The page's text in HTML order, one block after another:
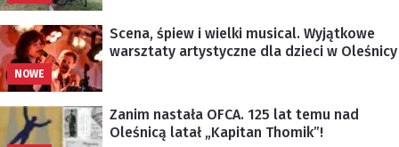
NOWE
Scena, śpiew i wielki musical. Wyjątkowe
warsztaty artystyczne dla dzieci w Oleśnicy
Zanim nastała OFCA. 125 lat temu nad
Oleśnicą latał „Kapitan Thomik”!